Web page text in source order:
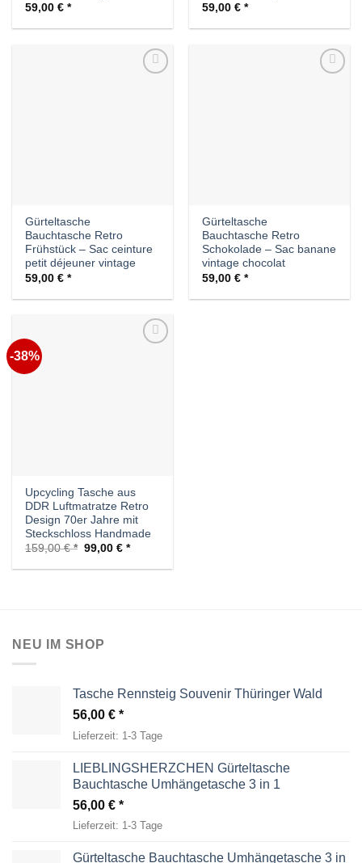
59,00€
59,00€
Gürteltasche
Bauchtasche Retro
Frühstück – Sac ceinture
petit déjeuner vintage
59,00€
Gürteltasche
Bauchtasche Retro
Schokolade – Sac banane
vintage chocolat
59,00€
-38%
Upcycling Tasche aus
DDR Luftmatratze Retro
Design 70er Jahre mit
Steckschloss Handmade
159,00€
Ursprünglicher
war:
99,00€ Aktueller
ist:
NEU IM SHOP
Tasche Rennsteig Souvenir Thüringer Wald
56,00 €
Lieferzeit: 1-3 Tage
LIEBLINGSHERZCHEN Gürteltasche
Bauchtasche Umhängetasche 3 in 1
56,00 €
Lieferzeit: 1-3 Tage
Gürteltasche Bauchtasche Umhängetasche 3 in